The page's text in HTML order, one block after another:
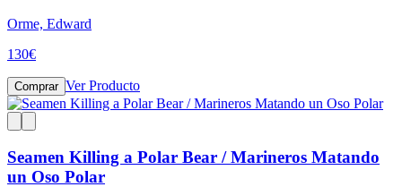
Orme, Edward
130€
Comprar Ver Producto
Seamen Killing a Polar Bear / Marineros Matando
un Oso Polar